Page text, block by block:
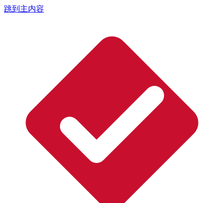
跳到主内容